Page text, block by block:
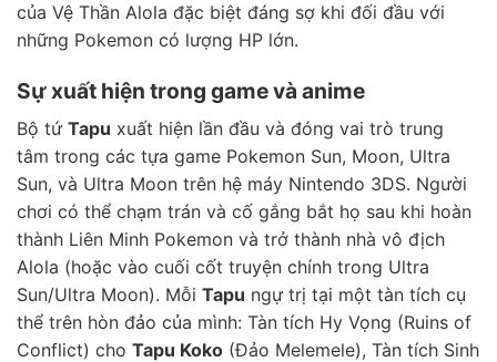
của Vệ Thần Alola đặc biệt đáng sợ khi đối đầu với
những Pokemon có lượng HP lớn.
Sự xuất hiện trong game và anime
Bộ tứ Tapu xuất hiện lần đầu và đóng vai trò trung
tâm trong các tựa game Pokemon Sun, Moon, Ultra
Sun, và Ultra Moon trên hệ máy Nintendo 3DS. Người
chơi có thể chạm trán và cố gắng bắt họ sau khi hoàn
thành Liên Minh Pokemon và trở thành nhà vô địch
Alola (hoặc vào cuối cốt truyện chính trong Ultra
Sun/Ultra Moon). Mỗi Tapu ngự trị tại một tàn tích cụ
thể trên hòn đảo của mình: Tàn tích Hy Vọng (Ruins of
Conflict) cho Tapu Koko (Đảo Melemele), Tàn tích Sinh